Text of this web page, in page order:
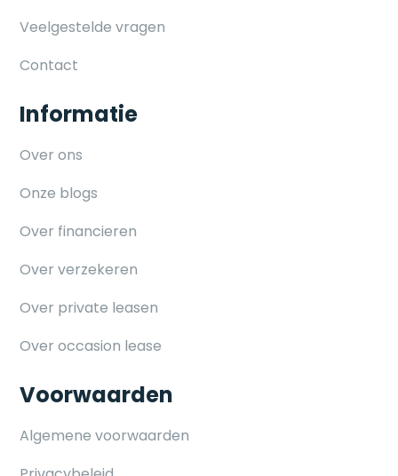
Veelgestelde vragen
Contact
Informatie
Over ons
Onze blogs
Over financieren
Over verzekeren
Over private leasen
Over occasion lease
Voorwaarden
Algemene voorwaarden